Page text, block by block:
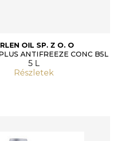
OIL SP. Z O. O
ANTIFREEZE CONC B5L
5 L
Részletek